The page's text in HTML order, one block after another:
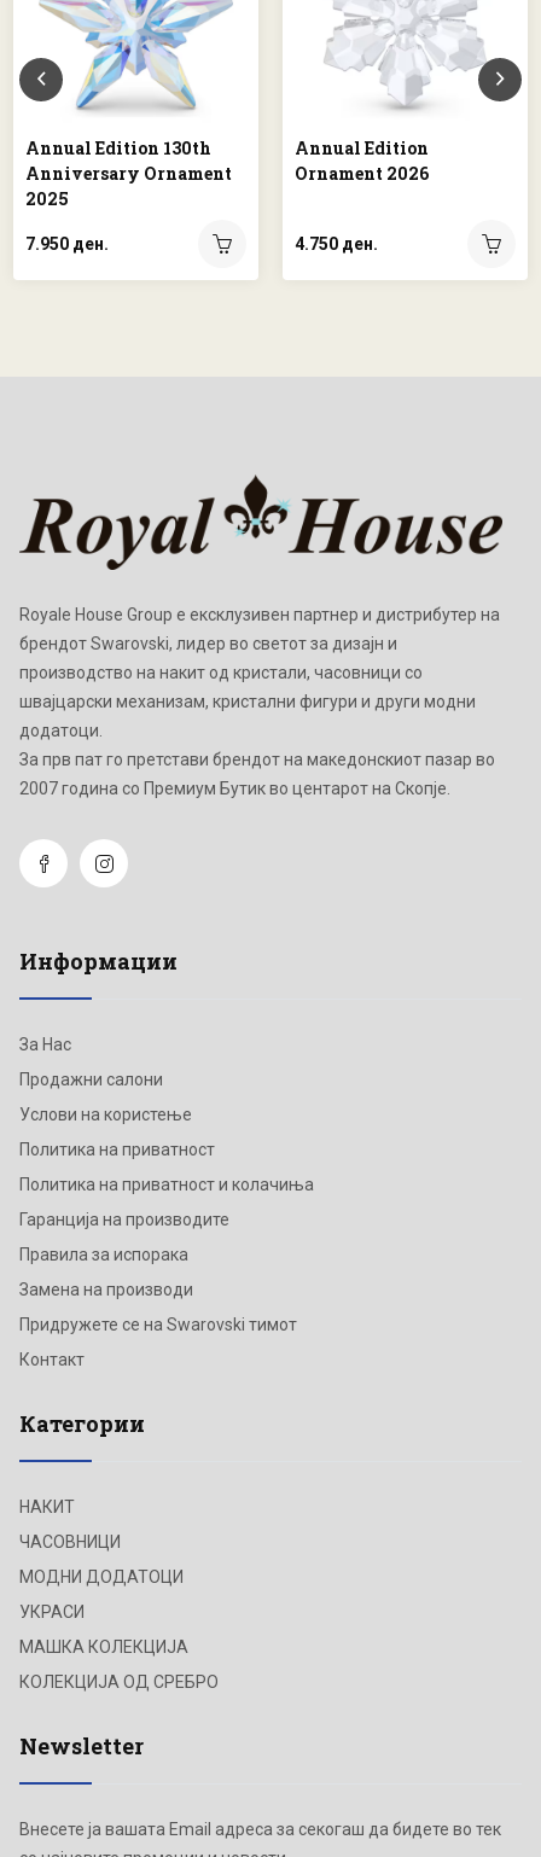
Annual Edition 130th
Anniversary Ornament
2025
7.950 ден.
Annual Edition
Ornament 2026
4.750 ден.
Royale House Group е ексклузивен партнер и дистрибутер на
брендот Swarovski, лидер во светот за дизајн и
производство на накит од кристали, часовници со
швајцарски механизам, кристални фигури и други модни
додатоци.
Зa прв пат го претстави брендот на македонскиот пазар во
2007 година со Премиум Бутик во центарот на Скопје.
Информации
За Нас
Продажни салони
Услови на користење
Политика на приватност
Политика на приватност и колачиња
Гаранција на производите
Правила за испорака
Замена на производи
Придружете се на Swarovski тимот
Контакт
Категории
НАКИТ
ЧАСОВНИЦИ
МОДНИ ДОДАТОЦИ
УКРАСИ
МАШКА КОЛЕКЦИЈА
КОЛЕКЦИЈА ОД СРЕБРО
Newsletter
Внесете ја вашата Email адреса за секогаш да бидете во тек